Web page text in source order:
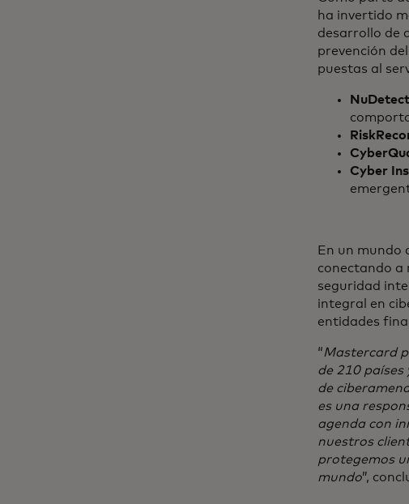
ha invertido
desarrollo de
prevención
puestas al
Cyber
En un mundo
conectando a
seguridad
integral en
entidades
“Mastercard
de 210
de
es una
agenda con
nuestros
protegemos
mundo”,